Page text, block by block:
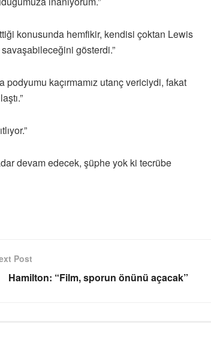
konusunda hemfikir, kendisi çoktan Lewis
gösterdi.”
podyumu kaçırmamız utanç vericiydi, fakat
devam edecek, şüphe yok ki tecrübe
Post
Hamilton: “Film, sporun önünü açacak”